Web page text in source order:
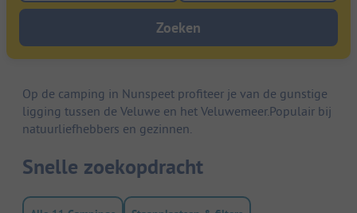
Zoeken
Op de camping in Nunspeet profiteer je van de gunstige
ligging tussen de Veluwe en het Veluwemeer.Populair bij
natuurliefhebbers en gezinnen.
Snelle zoekopdracht